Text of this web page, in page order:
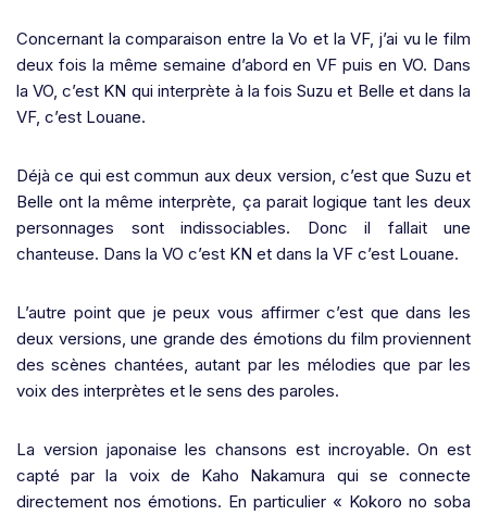
Concernant la comparaison entre la Vo et la VF, j’ai vu le film
deux fois la même semaine d’abord en VF puis en VO. Dans
la VO, c’est KN qui interprète à la fois Suzu et Belle et dans la
VF, c’est Louane.
Déjà ce qui est commun aux deux version, c’est que Suzu et
Belle ont la même interprète, ça parait logique tant les deux
personnages sont indissociables. Donc il fallait une
chanteuse. Dans la VO c’est KN et dans la VF c’est Louane.
L’autre point que je peux vous affirmer c’est que dans les
deux versions, une grande des émotions du film proviennent
des scènes chantées, autant par les mélodies que par les
voix des interprètes et le sens des paroles.
La version japonaise les chansons est incroyable. On est
capté par la voix de Kaho Nakamura qui se connecte
directement nos émotions. En particulier « Kokoro no soba